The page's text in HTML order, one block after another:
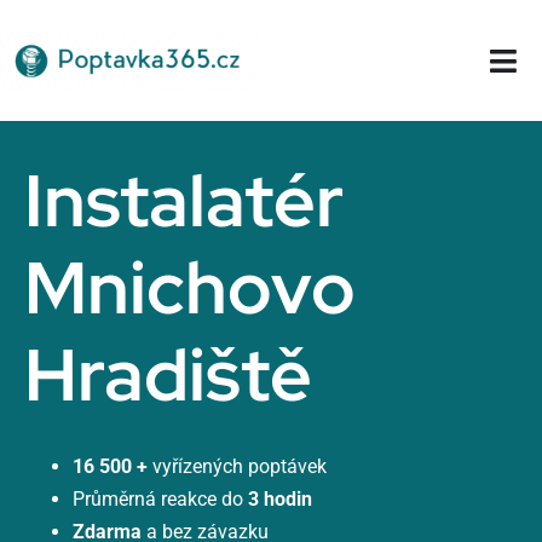
na
obsah
Instalatér
Mnichovo
Hradiště
16 500 + vyřízených poptávek
Průměrná reakce do 3 hodin
Zdarma a bez závazku